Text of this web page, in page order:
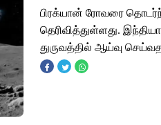
பிரக்யான் ரோவரை
தெரிவித்துள்ளது.
துருவத்தில் ஆய்வு